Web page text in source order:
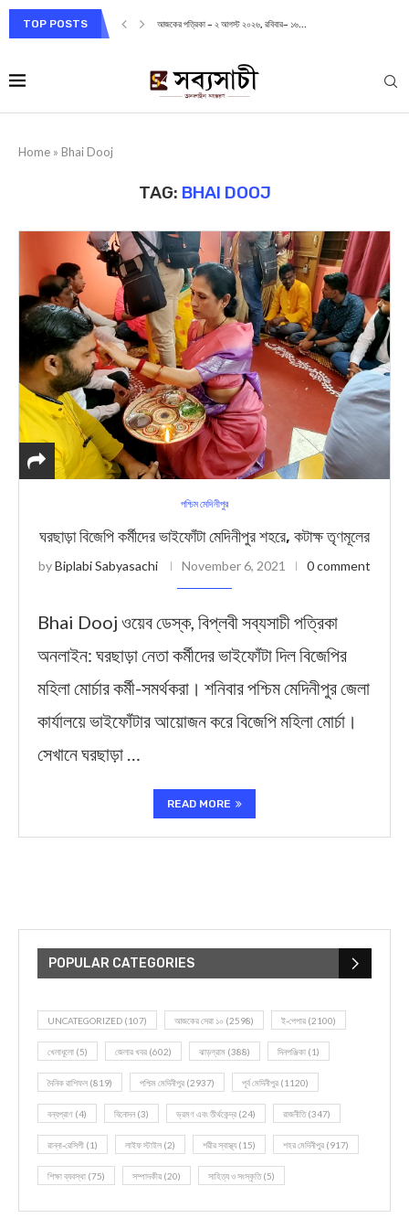
TOP POSTS আজকের পত্রিকা – ২ আগস্ট ২০২৬, রবিবার– ১৬...
Home » Bhai Dooj
TAG: BHAI DOOJ
পশ্চিম মেদিনীপুর
ঘরছাড়া বিজেপি কর্মীদের ভাইফোঁটা মেদিনীপুর শহরে, কটাক্ষ তৃণমূলের
byBiplabi Sabyasachi November 6, 2021 0 comment
Bhai Dooj ওয়েব ডেস্ক, বিপ্লবী সব্যসাচী পত্রিকা
অনলাইন: ঘরছাড়া নেতা কর্মীদের ভাইফোঁটা দিল বিজেপির
মহিলা মোর্চার কর্মী-সমর্থকরা। শনিবার পশ্চিম মেদিনীপুর জেলা
কার্যালয়ে ভাইফোঁটার আয়োজন করে বিজেপি মহিলা মোর্চা।
সেখানে ঘরছাড়া …
READ MORE
POPULAR CATEGORIES
UNCATEGORIZED (107) আজকের সেরা ১০ (2598) ই-পেপার (2100)
খেলাধূলো (5) জেলার খবর (602) ঝাড়গ্রাম (388) দিনপঞ্জিকা (1)
দৈনিক রাশিফল (819) পশ্চিম মেদিনীপুর (2937) পূর্ব মেদিনীপুর (1120)
বন্যপ্রাণ (4) বিনোদন(3) ভ্রমণ এবং তীর্থকেন্দ্র (24) রাজনীতি(347)
রান্না-রেসিপী (1) লাইফ স্টাইল (2) শরীর স্বাস্থ্য (15) শহর মেদিনীপুর (917)
শিক্ষা ব্যবস্থা (75) সম্পাদকীয় (20) সাহিত্য ও সংস্কৃতি(5)